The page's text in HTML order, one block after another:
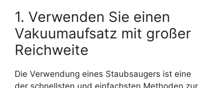
1. Verwenden Sie einen
Vakuumaufsatz mit großer
Reichweite
Die Verwendung eines Staubsaugers ist eine